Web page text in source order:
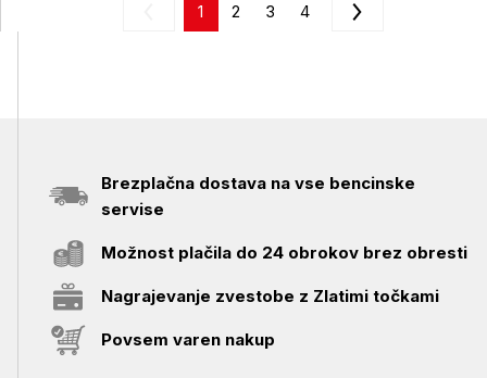
1 2 3 4
Brezplačna dostava na vse bencinske
servise
Možnost plačila do 24 obrokov brez obresti
Nagrajevanje zvestobe z Zlatimi točkami
Povsem varen nakup